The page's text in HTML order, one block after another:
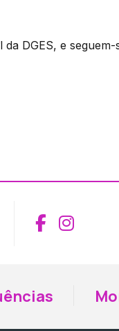
DGES, e seguem-
Aceder